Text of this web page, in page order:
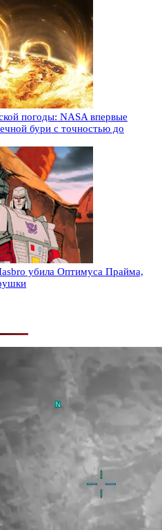
погоды: NASA впервые
бури с точностью до
убила Оптимуса Прайма,